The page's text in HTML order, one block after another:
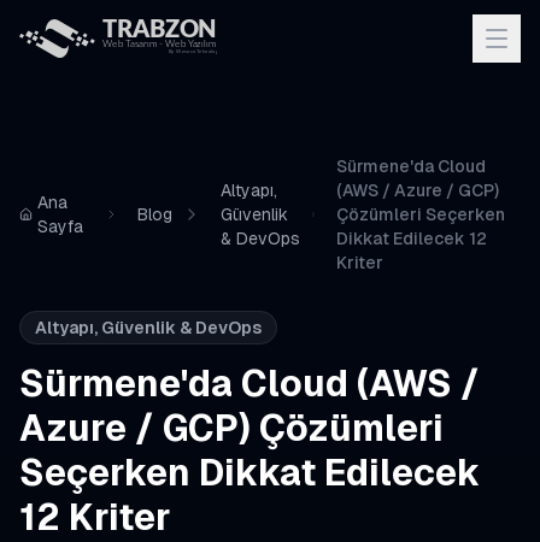
Ana
Sayfa
Blog
Altyapı,
Güvenlik
& DevOps
Sürmene'da Cloud
(AWS / Azure / GCP)
Çözümleri Seçerken
Dikkat Edilecek 12
Kriter
Altyapı, Güvenlik & DevOps
Sürmene'da Cloud (AWS /
Azure / GCP) Çözümleri
Seçerken Dikkat Edilecek
12 Kriter